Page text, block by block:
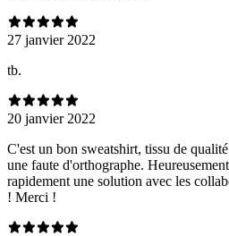
27 janvier 2022
tb.
20 janvier 2022
C'est un bon sweatshirt, tissu de
une faute d'orthographe.
rapidement une solution avec les
! Merci !